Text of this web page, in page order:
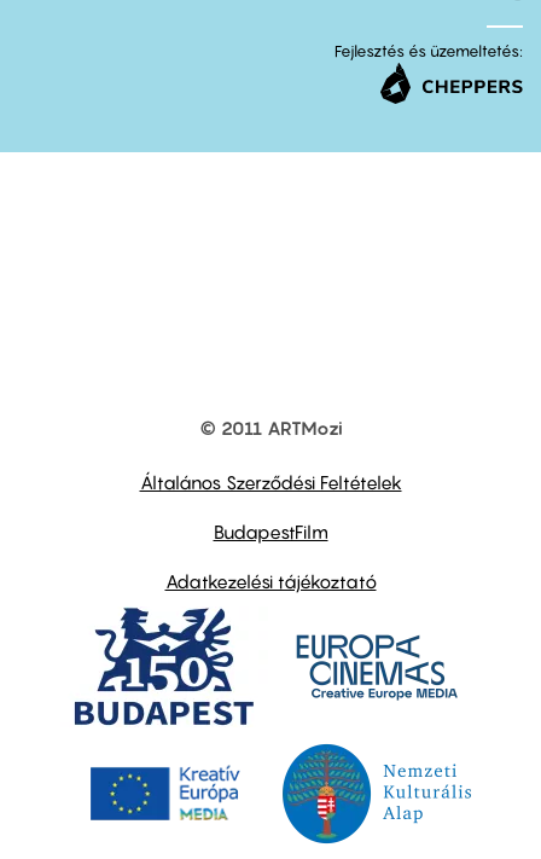
Fejlesztés és üzemeltetés:
© 2011 ARTMozi
Általános Szerződési Feltételek
BudapestFilm
Adatkezelési tájékoztató